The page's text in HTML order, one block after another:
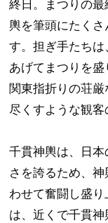
終日。まつりの
輿を筆頭にたく
す。担ぎ手たち
あげてまつりを盛
関東指折りの荘
尽くすような観客
千貫神輿は、日
さを誇るため、
わせて奮闘し盛
は、近くで千貫神